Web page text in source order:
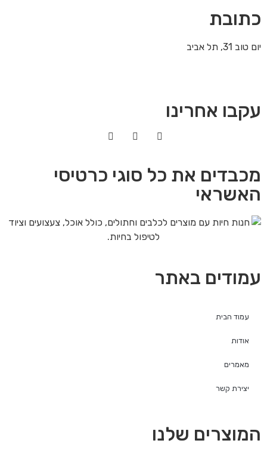
כתובת
יום טוב 31, תל אביב
עקבו אחרינו
מכבדים את כל סוגי כרטיסי
האשראי
עמודים באתר
עמוד הבית
אודות
מאמרים
יצירת קשר
המוצרים שלנו